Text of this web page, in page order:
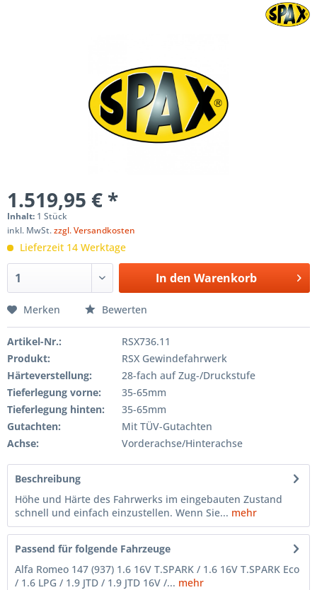
1.519,95 € *
Inhalt: 1 Stück
inkl. MwSt.zzgl. Versandkosten
Lieferzeit 14 Werktage
In den Warenkorb
Merken Bewerten
Artikel-Nr.:
RSX736.11
Produkt:
RSX Gewindefahrwerk
Härteverstellung:
28-fach auf Zug-/Druckstufe
Tieferlegung vorne:
35-65mm
Tieferlegung hinten:
35-65mm
Gutachten:
Mit TÜV-Gutachten
Achse:
Vorderachse/Hinterachse
Beschreibung
Höhe und Härte des Fahrwerks im eingebauten Zustand
schnell und einfach einzustellen. Wenn Sie... mehr
Passend für folgende Fahrzeuge
Alfa Romeo 147 (937) 1.6 16V T.SPARK / 1.6 16V T.SPARK Eco
/ 1.6 LPG / 1.9 JTD / 1.9 JTD 16V /... mehr